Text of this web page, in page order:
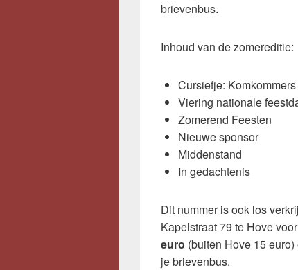
brievenbus.
Inhoud van de zomereditie:
Cursiefje:
Viering nationale
Zomerend Feesten
Nieuwe sponsor
Middenstand
In gedachtenis
Dit nummer is ook los
Kapelstraat 79 te Hove
euro (buiten Hove 15
je brievenbus.